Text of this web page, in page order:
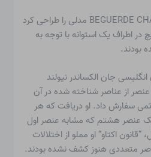
در سال 1862، BEGUERDE CHANCOURTOIS مدلی را طراحی کرد
اطراف یک استوانه با توجه به
بودند.
انگلیسی جان الکساندر نیولند
(۱۸۳۷ تا ۱۸۹۸) به سادگی ۳۵ عنصر از عناصر شناخته شده در آن
سفارش داد. او دریافت که هر
عنصر هشتم که مشابه عنصر اول
اکتاو” او مملو از اختلالات
متعددی هنوز کشف نشده بودند.